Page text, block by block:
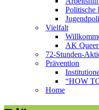
Politische
Vielfalt
AK
72-Stunden-
Prävention
“HOW
Home